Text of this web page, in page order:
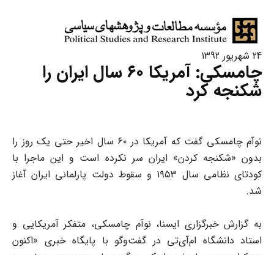
24 شهریور 1392
چامسکی: آمریکا ۶۰ سال ایران را
شکنجه کرد
نوآم چامسکی گفت که آمریکا در ۶۰ سال اخیر حتی یک روز را
بدون «شکنجه کردن» ایران سر نکرده است و این ماجرا با
کودتای نظامی سال ۱۹۵۳ و سقوط دولت پارلمانی ایران آغاز
شد.
به گزارش خبرگزاری ایسنا، نوآم چامسکی، متفکر آمریکایی و
استاد دانشگاه ام‌آی‌تی در گفت‌وگو با پایگاه خبری «اکنون